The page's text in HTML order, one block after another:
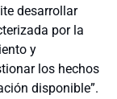
desarrollar
por la
y
los hechos
disponible”.